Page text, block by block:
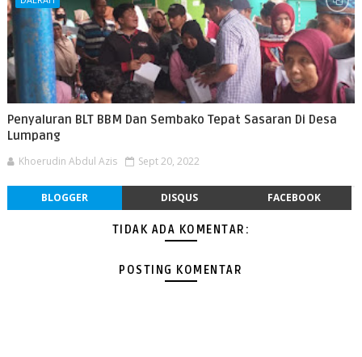
Penyaluran BLT BBM Dan Sembako Tepat Sasaran Di Desa
Lumpang
Khoerudin Abdul Azis Sept 20, 2022
BLOGGER DISQUS FACEBOOK
TIDAK ADA KOMENTAR:
POSTING KOMENTAR